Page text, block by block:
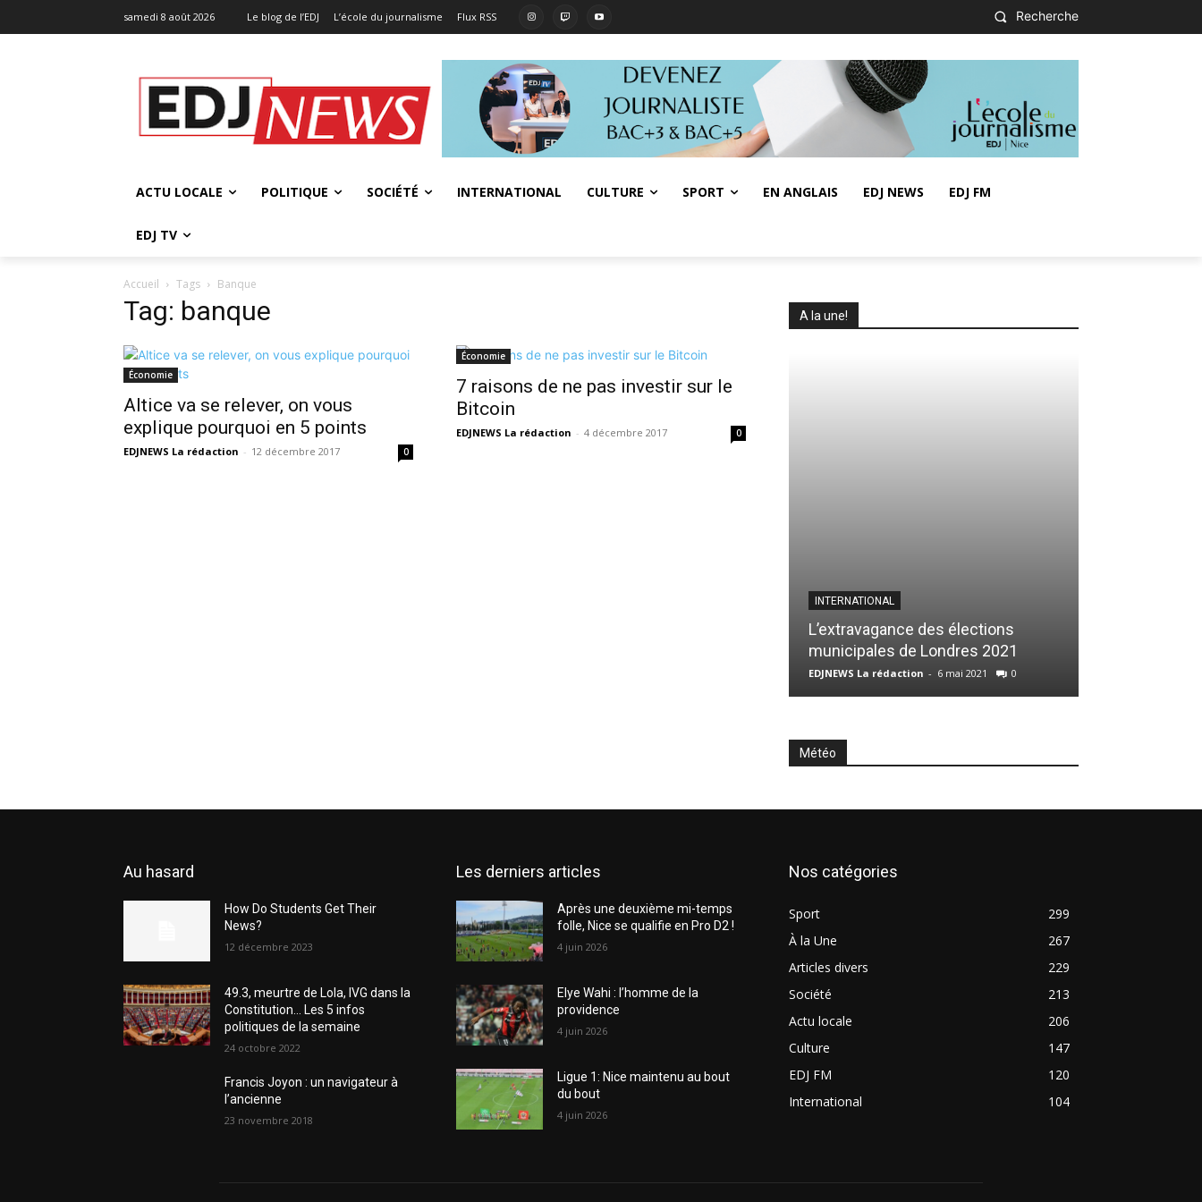
samedi 8 août 2026 Le blog de l’EDJ L’école du journalisme Flux RSS Recherche
ACTU LOCALE POLITIQUE SOCIÉTÉ INTERNATIONAL CULTURE SPORT EN ANGLAIS EDJ NEWS EDJ FM
EDJ TV
Accueil Tags Banque
Tag: banque
Économie
Altice va se relever, on vous
explique pourquoi en 5 points
EDJNEWS La rédaction - 12 décembre 2017 0
Économie
7 raisons de ne pas investir sur le
Bitcoin
EDJNEWS La rédaction - 4 décembre 2017 0
A la une!
INTERNATIONAL
L’extravagance des élections
municipales de Londres 2021
EDJNEWS La rédaction - 6 mai 2021 0
Météo
Au hasard
How Do Students Get Their
News?
12 décembre 2023
49.3, meurtre de Lola, IVG dans la
Constitution… Les 5 infos
politiques de la semaine
24 octobre 2022
Francis Joyon : un navigateur à
l’ancienne
23 novembre 2018
Les derniers articles
Après une deuxième mi-temps
folle, Nice se qualifie en Pro D2 !
4 juin 2026
Elye Wahi : l’homme de la
providence
4 juin 2026
Ligue 1: Nice maintenu au bout
du bout
4 juin 2026
Nos catégories
Sport
299
À la Une
267
Articles divers
229
Société
213
Actu locale
206
Culture
147
EDJ FM
120
International
104